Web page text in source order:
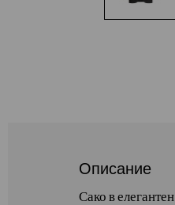
Описание
Сако в